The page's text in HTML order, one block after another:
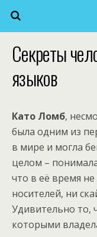
Секреты
языков
Като Ломб,
была одним из
в мире и могла
целом –
что в её время
носителей, ни
Удивительно то,
которыми